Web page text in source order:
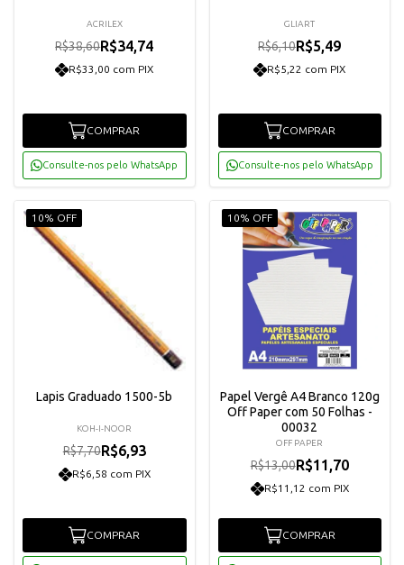
ACRILEX
R$38,60R$34,74
R$33,00 com PIX
COMPRAR
Consulte-nos pelo WhatsApp
GLIART
R$6,10R$5,49
R$5,22 com PIX
COMPRAR
Consulte-nos pelo WhatsApp
10% OFF
Lapis Graduado 1500-5b
KOH-I-NOOR
R$7,70R$6,93
R$6,58 com PIX
COMPRAR
10% OFF
Papel Vergê A4 Branco 120g
Off Paper com 50 Folhas -
00032
OFF PAPER
R$13,00R$11,70
R$11,12 com PIX
COMPRAR